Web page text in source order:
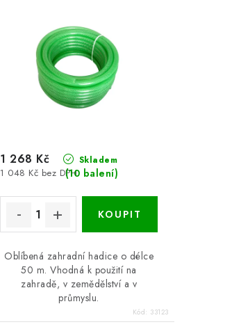
Skladem
(10 balení)
1 048 Kč bez DPH
1 268 Kč
Oblíbená zahradní hadice o délce
50 m. Vhodná k použití na
zahradě, v zemědělství a v
průmyslu.
Kód: 33123